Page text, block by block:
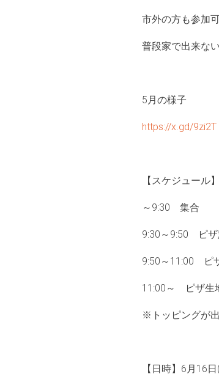
市外の方も参加
普段家で出来な
5月の様子
https://x.gd/9zi2T
【スケジュール】
～9:30 集合
9:30～9:50 ピ
9:50～11:00 ピ
11:00～ ピザ生
※トッピングが
【日時】6月16